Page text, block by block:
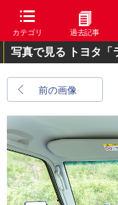
カテゴリ 過去記事
写真で見る トヨタ「
前の画像